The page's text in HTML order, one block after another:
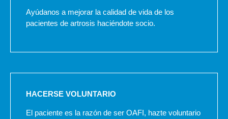
Ayúdanos a mejorar la calidad de vida de los
pacientes de artrosis haciéndote socio.
HACERSE VOLUNTARIO
El paciente es la razón de ser OAFI, hazte voluntario